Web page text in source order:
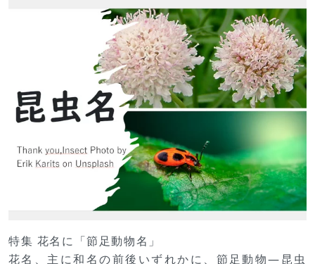
特集 花名に「節足動物名」
花名、主に和名の前後いずれかに、節足動物―昆虫